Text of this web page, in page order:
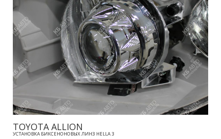
TOYOTA ALLION
УСТАНОВКА БИКСЕНОНОВЫХ ЛИНЗ HELLA 3